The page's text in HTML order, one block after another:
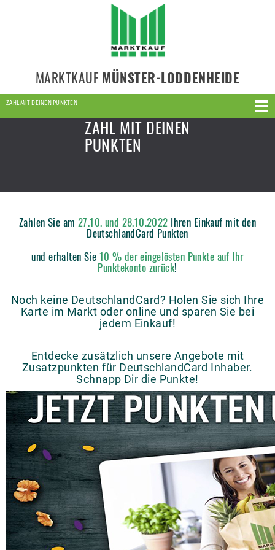
MARKTKAUF MÜNSTER-LODDENHEIDE
ZAHL MIT DEINEN PUNKTEN
ZAHL MIT DEINEN
PUNKTEN
Zahlen Sie am 27.10. und 28.10.2022 Ihren Einkauf mit den
DeutschlandCard Punkten
und erhalten Sie 10 % der eingelösten Punkte auf Ihr
Punktekonto zurück!
Noch keine DeutschlandCard? Holen Sie sich Ihre
Karte im Markt oder online und sparen Sie bei
jedem Einkauf!
Entdecke zusätzlich unsere Angebote mit
Zusatzpunkten für DeutschlandCard Inhaber.
Schnapp Dir die Punkte!